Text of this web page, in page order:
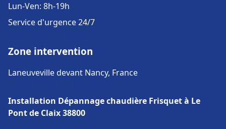
Lun-Ven: 8h-19h
Service d'urgence 24/7
Zone intervention
Laneuveville devant Nancy, France
Installation Dépannage chaudière Frisquet à Le
Pont de Claix 38800